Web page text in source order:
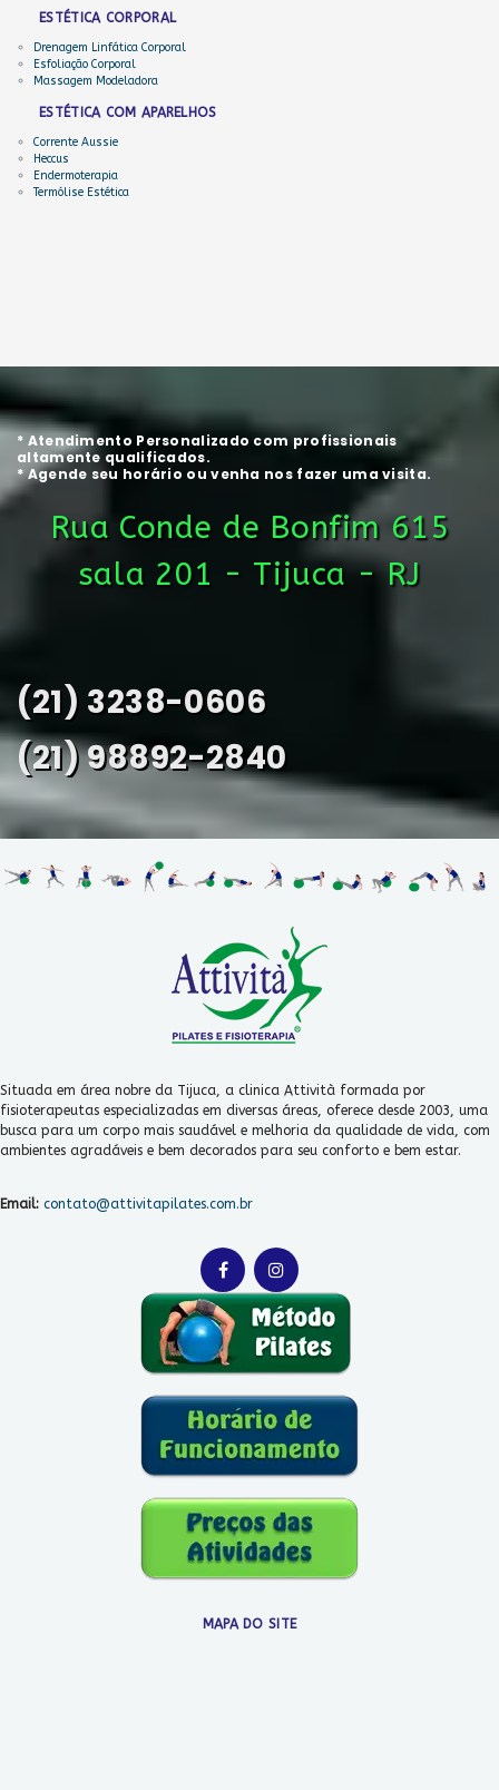
ESTÉTICA CORPORAL
Drenagem Linfática Corporal
Esfoliação Corporal
Massagem Modeladora
ESTÉTICA COM APARELHOS
Corrente Aussie
Heccus
Endermoterapia
Termólise Estética
* Atendimento Personalizado com profissionais
altamente qualificados.
* Agende seu horário ou venha nos fazer uma visita.
Rua Conde de Bonfim 615
sala 201 - Tijuca - RJ
(21) 3238-0606
(21) 98892-2840
Situada em área nobre da Tijuca, a clinica Attività formada por
fisioterapeutas especializadas em diversas áreas, oferece desde 2003, uma
busca para um corpo mais saudável e melhoria da qualidade de vida, com
ambientes agradáveis e bem decorados para seu conforto e bem estar.
Email: contato@attivitapilates.com.br
MAPA DO SITE